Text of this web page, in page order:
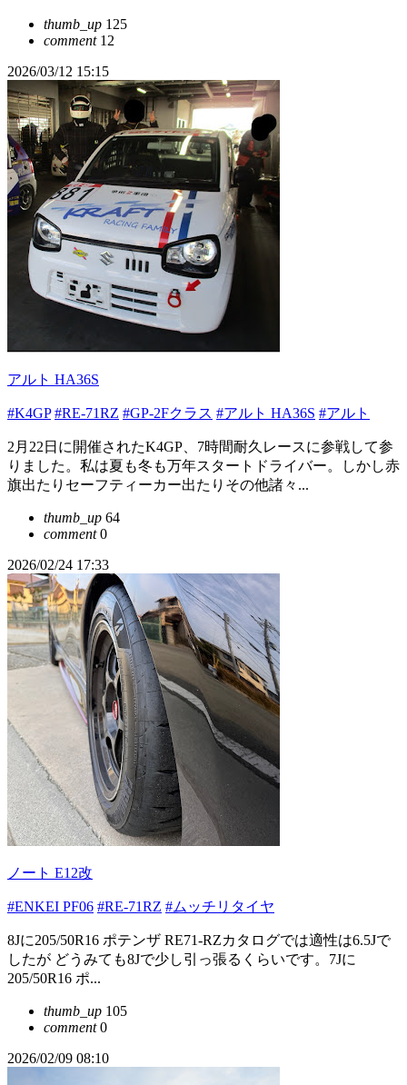
thumb_up 125
comment12
2026/03/12 15:15
アルト HA36S
#K4GP #RE-71RZ #GP-2Fクラス #アルト HA36S #アルト
2月22日に開催されたK4GP、7時間耐久レースに参戦して参
りました。私は夏も冬も万年スタートドライバー。しかし赤
旗出たりセーフティーカー出たりその他諸々...
thumb_up 64
comment0
2026/02/24 17:33
ノート E12改
#ENKEI PF06 #RE-71RZ #ムッチリタイヤ
8Jに205/50R16 ポテンザ RE71-RZカタログでは適性は6.5Jで
したが どうみても8Jで少し引っ張るくらいです。7Jに
205/50R16 ポ...
thumb_up 105
comment0
2026/02/09 08:10